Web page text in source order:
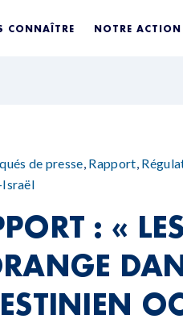
CONNAÎTRE NOTRE ACTION
de presse, Rapport,
: «